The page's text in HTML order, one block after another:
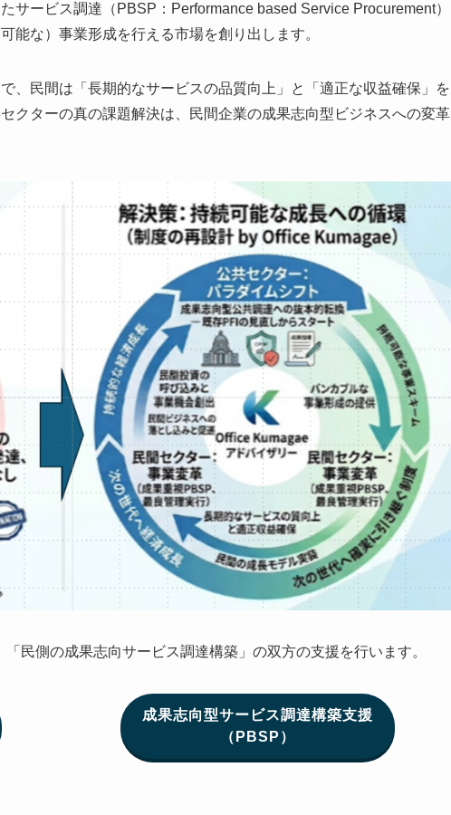
サービス調達（PBSP：Performance based Service Procurement）
能な）事業形成を行える市場を創り出します。
、民間は「長期的なサービスの品質向上」と「適正な収益確保」を
クターの真の課題解決は、民間企業の成果志向型ビジネスへの変革
民側の成果志向サービス調達構築」の双方の支援を行います。
成果志向型サービス調達構築支援
（PBSP）